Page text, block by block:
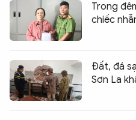
Trong
chiếc
Đất, đá
Sơn La